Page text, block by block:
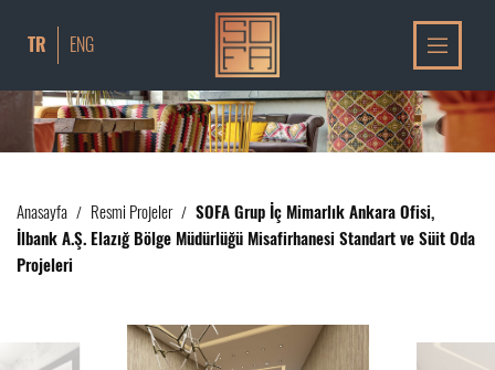
TR ENG
Anasayfa / Resmi Projeler / SOFA Grup İç Mimarlık Ankara Ofisi,
İlbank A.Ş. Elazığ Bölge Müdürlüğü Misafirhanesi Standart ve Süit Oda
Projeleri